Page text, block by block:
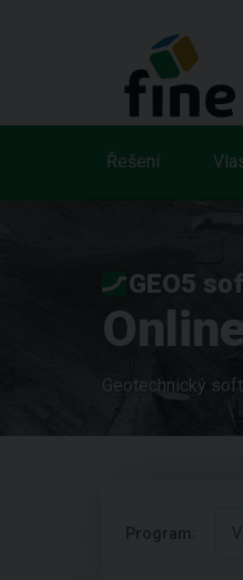
Řešení
GEO5
Geotechnický
Program: